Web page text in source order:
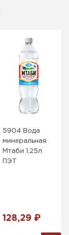
5904 Вода
минеральная
Мтаби 1,25л
ПЭТ
128,29 ₽